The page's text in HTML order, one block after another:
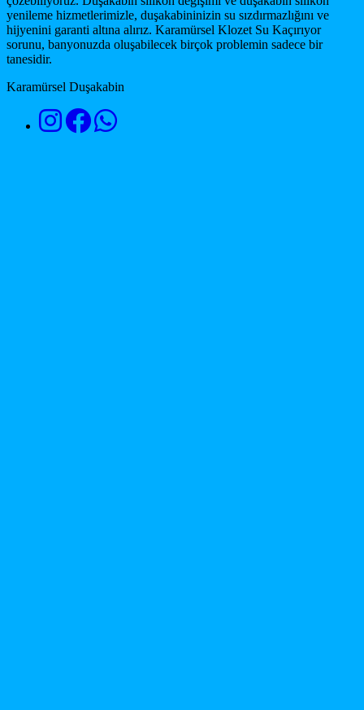
yenileme hizmetlerimizle, duşakabininizin su sızdırmazlığını ve
hijyenini garanti altına alırız. Karamürsel Klozet Su Kaçırıyor
sorunu, banyonuzda oluşabilecek birçok problemin sadece bir
tanesidir.
Karamürsel Duşakabin